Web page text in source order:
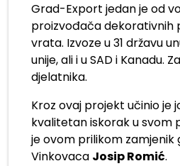
Grad-Export jedan je od
proizvođača dekorativnih
vrata. Izvoze u 31 državu
unije, ali i u SAD i Kanadu.
djelatnika.
Kroz ovaj projekt učinio je
kvalitetan iskorak u svom
je ovom prilikom
Vinkovaca Josip Romić.